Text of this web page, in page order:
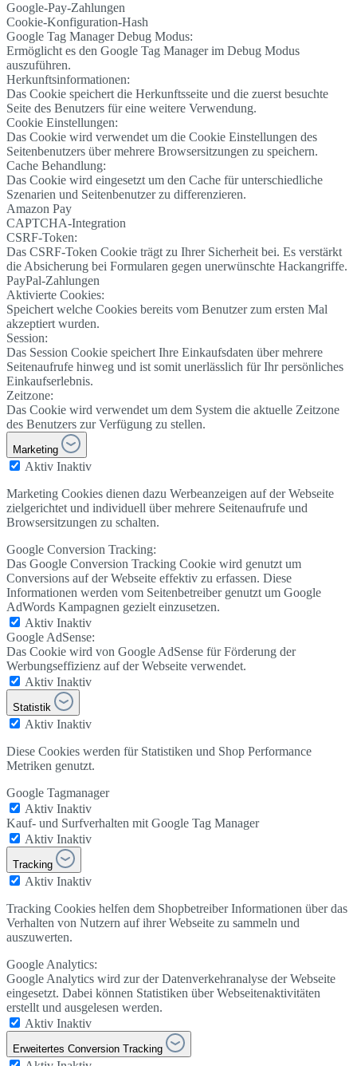
Google-Pay-Zahlungen
Cookie-Konfiguration-Hash
Google Tag Manager Debug Modus:
Ermöglicht es den Google Tag Manager im Debug Modus
auszuführen.
Herkunftsinformationen:
Das Cookie speichert die Herkunftsseite und die zuerst besuchte
Seite des Benutzers für eine weitere Verwendung.
Cookie Einstellungen:
Das Cookie wird verwendet um die Cookie Einstellungen des
Seitenbenutzers über mehrere Browsersitzungen zu speichern.
Cache Behandlung:
Das Cookie wird eingesetzt um den Cache für unterschiedliche
Szenarien und Seitenbenutzer zu differenzieren.
Amazon Pay
CAPTCHA-Integration
CSRF-Token:
Das CSRF-Token Cookie trägt zu Ihrer Sicherheit bei. Es verstärkt
die Absicherung bei Formularen gegen unerwünschte Hackangriffe.
PayPal-Zahlungen
Aktivierte Cookies:
Speichert welche Cookies bereits vom Benutzer zum ersten Mal
akzeptiert wurden.
Session:
Das Session Cookie speichert Ihre Einkaufsdaten über mehrere
Seitenaufrufe hinweg und ist somit unerlässlich für Ihr persönliches
Einkaufserlebnis.
Zeitzone:
Das Cookie wird verwendet um dem System die aktuelle Zeitzone
des Benutzers zur Verfügung zu stellen.
Marketing
Aktiv Inaktiv
Marketing Cookies dienen dazu Werbeanzeigen auf der Webseite
zielgerichtet und individuell über mehrere Seitenaufrufe und
Browsersitzungen zu schalten.
Google Conversion Tracking:
Das Google Conversion Tracking Cookie wird genutzt um
Conversions auf der Webseite effektiv zu erfassen. Diese
Informationen werden vom Seitenbetreiber genutzt um Google
AdWords Kampagnen gezielt einzusetzen.
Aktiv Inaktiv
Google AdSense:
Das Cookie wird von Google AdSense für Förderung der
Werbungseffizienz auf der Webseite verwendet.
Aktiv Inaktiv
Statistik
Aktiv Inaktiv
Diese Cookies werden für Statistiken und Shop Performance
Metriken genutzt.
Google Tagmanager
Aktiv Inaktiv
Kauf- und Surfverhalten mit Google Tag Manager
Aktiv Inaktiv
Tracking
Aktiv Inaktiv
Tracking Cookies helfen dem Shopbetreiber Informationen über das
Verhalten von Nutzern auf ihrer Webseite zu sammeln und
auszuwerten.
Google Analytics:
Google Analytics wird zur der Datenverkehranalyse der Webseite
eingesetzt. Dabei können Statistiken über Webseitenaktivitäten
erstellt und ausgelesen werden.
Aktiv Inaktiv
Erweitertes Conversion Tracking